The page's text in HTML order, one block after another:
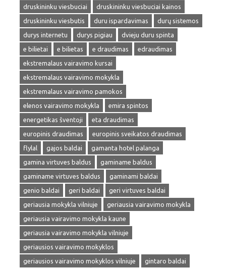
druskininku viesbuciai
druskininku viesbuciai kainos
druskininku viesbutis
duru ispardavimas
durų sistemos
durys internetu
durys pigiau
dvieju duru spinta
e bilietai
e bilietas e draudimas
edraudimas
ekstremalaus vairavimo kursai
ekstremalaus vairavimo mokykla
ekstremalaus vairavimo pamokos
elenos vairavimo mokykla
emira spintos
energetikas šventoji
eta draudimas
europinis draudimas
europinis sveikatos draudimas
flylal
gajos baldai
gamanta hotel palanga
gamina virtuves baldus
gaminame baldus
gaminame virtuves baldus
gaminami baldai
genio baldai
geri baldai
geri virtuves baldai
geriausia mokykla vilniuje
geriausia vairavimo mokykla
geriausia vairavimo mokykla kaune
geriausia vairavimo mokykla vilniuje
geriausios vairavimo mokyklos
geriausios vairavimo mokyklos vilniuje
gintaro baldai